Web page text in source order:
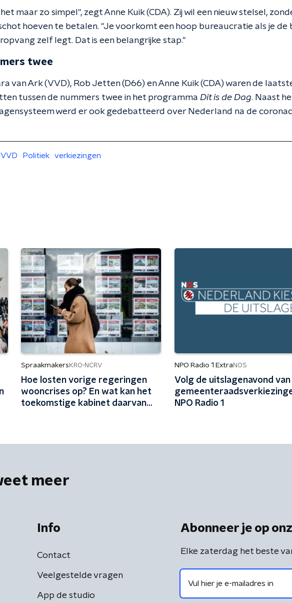
maar zo simpel", zegt Anne Kuik (CDA). Zij wil een nieuw stelsel,
hoeven te betalen. "Je voorkomt een hoop bureaucratie als je de
zelf legt. Dat is een belangrijke stap."
twee
van Ark (VVD), Rob Jetten (D66) en Anne Kuik (CDA) waren de
tussen de nummers twee in het programma Dit is de Dag. Naast
werd er ook gedebatteerd over Nederland na de
VVD Politiek verkiezingen
Spraakmakers KRO-NCRV
Hoe losten vorige regeringen
wooncrises op? En wat kan het
toekomstige kabinet daarvan
NPO Radio 1 ExtraNOS
Volg de uitslagenavond van
NPO Radio 1
meer
Info
Contact
Veelgestelde vragen
App de studio
Abonneer je op
Elke zaterdag het beste